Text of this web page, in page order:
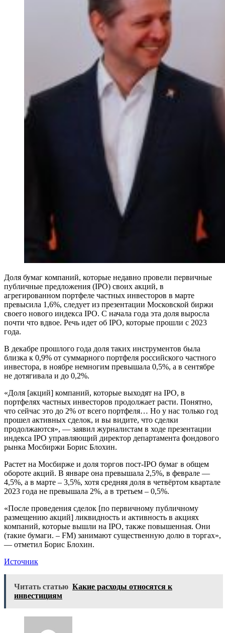
Доля бумаг компаний, которые недавно провели первичные
публичные предложения (IPO) своих акций, в
агрегированном портфеле частных инвесторов в марте
превысила 1,6%, следует из презентации Московской биржи
своего нового индекса IPO. С начала года эта доля выросла
почти что вдвое. Речь идет об IPO, которые прошли с 2023
года.
В декабре прошлого года доля таких инструментов была
близка к 0,9% от суммарного портфеля российского частного
инвестора, в ноябре немногим превышала 0,5%, а в сентябре
не дотягивала и до 0,2%.
«Доля [акций] компаний, которые выходят на IPO, в
портфелях частных инвесторов продолжает расти. Понятно,
что сейчас это до 2% от всего портфеля… Но у нас только год
прошел активных сделок, и вы видите, что сделки
продолжаются», — заявил журналистам в ходе презентации
индекса IPO управляющий директор департамента фондового
рынка Мосбиржи Борис Блохин.
Растет на Мосбирже и доля торгов пост-IPO бумаг в общем
обороте акций. В январе она превышала 2,5%, в феврале —
4,5%, а в марте – 3,5%, хотя средняя доля в четвёртом квартале
2023 года не превышала 2%, а в третьем – 0,5%.
«После проведения сделок [по первичному публичному
размещению акций] ликвидность и активность в акциях
компаний, которые вышли на IPO, также повышенная. Они
(такие бумаги. – FM) занимают существенную долю в торгах»,
— отметил Борис Блохин.
Источник
Читать статью Какие расходы относятся к
инвестициям